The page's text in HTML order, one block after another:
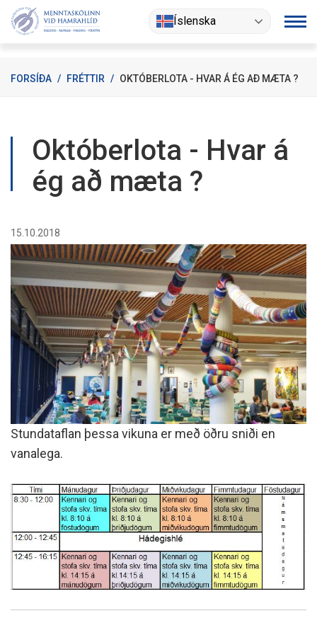
Fara
Íslenska
FORSÍÐA / FRÉTTIR / OKTÓBERLOTA - HVAR Á ÉG AÐ MÆTA ?
Októberlota - Hvar á
ég að mæta ?
15.10.2018
Stundataflan þessa vikuna er með öðru sniði en
vanalega.